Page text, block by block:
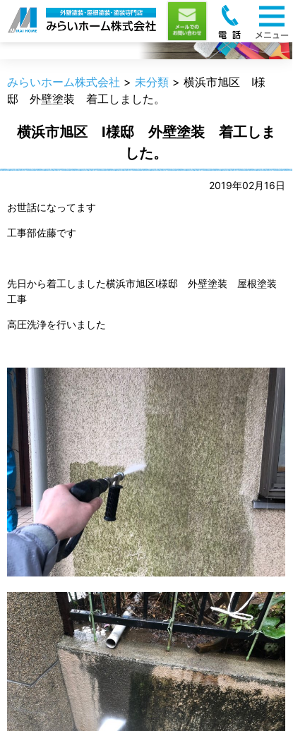
職人のうんちく
みらいホーム株式会社 > 未分類 > 横浜市旭区 I様
邸 外壁塗装 着工しました。
横浜市旭区 I様邸 外壁塗装 着工しま
した。
2019年02月16日
お世話になってます
工事部佐藤です
先日から着工しました横浜市旭区I様邸 外壁塗装 屋根塗装
工事
高圧洗浄を行いました